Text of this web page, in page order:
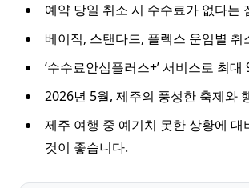
예약 당일 취소 시 수수료가 없다는
베이직, 스탠다드, 플렉스 운임별
‘수수료안심플러스+’ 서비스로 최
2026년 5월, 제주의 풍성한 축제와
제주 여행 중 예기치 못한 상황에
것이 좋습니다.